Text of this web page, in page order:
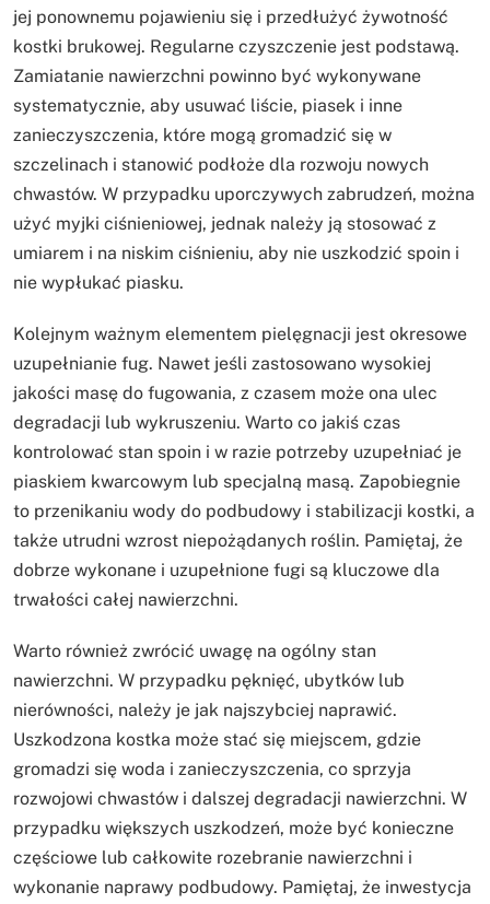
jej ponownemu pojawieniu się i przedłużyć żywotność
kostki brukowej. Regularne czyszczenie jest podstawą.
Zamiatanie nawierzchni powinno być wykonywane
systematycznie, aby usuwać liście, piasek i inne
zanieczyszczenia, które mogą gromadzić się w
szczelinach i stanowić podłoże dla rozwoju nowych
chwastów. W przypadku uporczywych zabrudzeń, można
użyć myjki ciśnieniowej, jednak należy ją stosować z
umiarem i na niskim ciśnieniu, aby nie uszkodzić spoin i
nie wypłukać piasku.
Kolejnym ważnym elementem pielęgnacji jest okresowe
uzupełnianie fug. Nawet jeśli zastosowano wysokiej
jakości masę do fugowania, z czasem może ona ulec
degradacji lub wykruszeniu. Warto co jakiś czas
kontrolować stan spoin i w razie potrzeby uzupełniać je
piaskiem kwarcowym lub specjalną masą. Zapobiegnie
to przenikaniu wody do podbudowy i stabilizacji kostki, a
także utrudni wzrost niepożądanych roślin. Pamiętaj, że
dobrze wykonane i uzupełnione fugi są kluczowe dla
trwałości całej nawierzchni.
Warto również zwrócić uwagę na ogólny stan
nawierzchni. W przypadku pęknięć, ubytków lub
nierówności, należy je jak najszybciej naprawić.
Uszkodzona kostka może stać się miejscem, gdzie
gromadzi się woda i zanieczyszczenia, co sprzyja
rozwojowi chwastów i dalszej degradacji nawierzchni. W
przypadku większych uszkodzeń, może być konieczne
częściowe lub całkowite rozebranie nawierzchni i
wykonanie naprawy podbudowy. Pamiętaj, że inwestycja